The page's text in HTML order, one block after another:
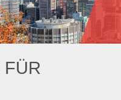
FÜR